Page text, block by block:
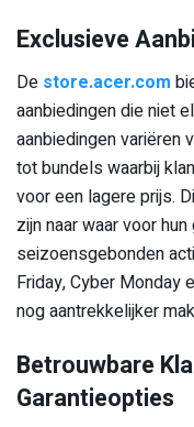
Exclusieve
De store.acer.com
aanbiedingen die niet
aanbiedingen variëren
tot bundels waarbij
voor een lagere prijs.
zijn naar waar voor
seizoensgebonden
Friday, Cyber Monday
nog aantrekkelijker
Betrouwbare
Garantieopties